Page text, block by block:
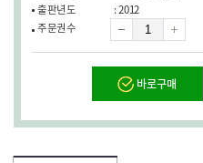
출판년도
: 2012
주문권수
량
바로구매